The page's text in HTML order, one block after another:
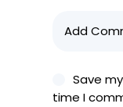
Add
Save
time I